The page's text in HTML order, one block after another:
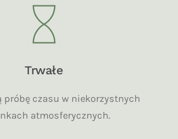
Trwałe
próbę czasu w niekorzystnych
atmosferycznych.